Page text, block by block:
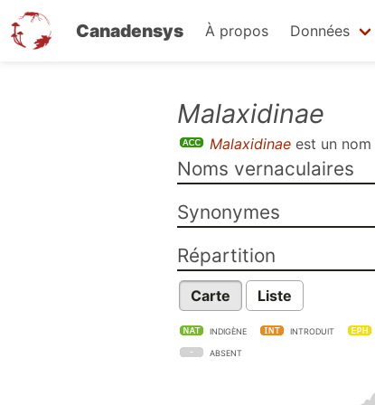
Canadensys À propos Données
Malaxidinae
Malaxidinae est un nom
Noms vernaculaires
Synonymes
Répartition
Carte Liste
INDIGÈNE INTRODUIT
ABSENT